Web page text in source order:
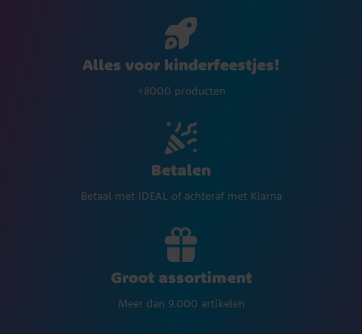
Alles voor kinderfeestjes!
+8000 producten
Betalen
Betaal met iDEAL of achteraf met Klarna
Groot assortiment
Meer dan 9.000 artikelen